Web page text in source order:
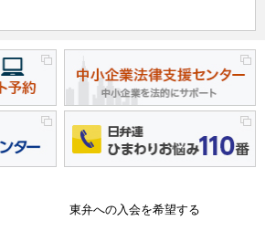
東弁への入会を希望する